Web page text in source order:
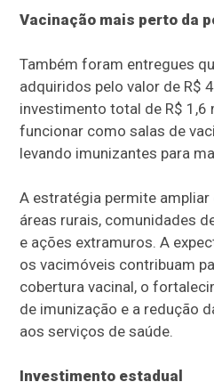
Vacinação mais perto da
Também foram entregues
adquiridos pelo valor de R$
investimento total de R$ 1,6
funcionar como salas de
levando imunizantes para
A estratégia permite
áreas rurais, comunidades
e ações extramuros. A
os vacimóveis contribuam
cobertura vacinal, o
de imunização e a redução
aos serviços de saúde.
Investimento estadual